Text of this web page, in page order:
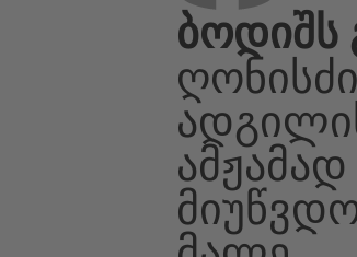
Ბოდიშს
Ამჟამად